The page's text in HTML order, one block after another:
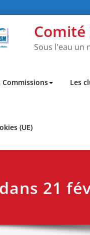
Comité
Sous l'eau un
Commissions Les
(UE)
21